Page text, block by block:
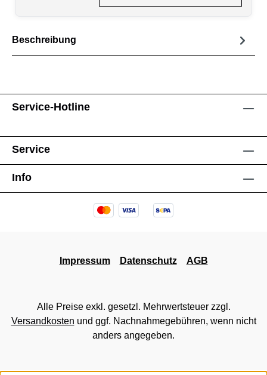
Beschreibung
Service-Hotline
Service
Info
Impressum Datenschutz AGB
Alle Preise exkl. gesetzl. Mehrwertsteuer zzgl.
Versandkosten und ggf. Nachnahmegebühren, wenn nicht
anders angegeben.